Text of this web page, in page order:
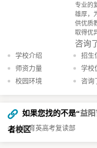
专业的
雄厚，
供优质
取得优
咨询
学校介绍 招生
师资力量
学校
校园环境
咨询
如果您找的不是“益
者校区
益阳育英高考复读部